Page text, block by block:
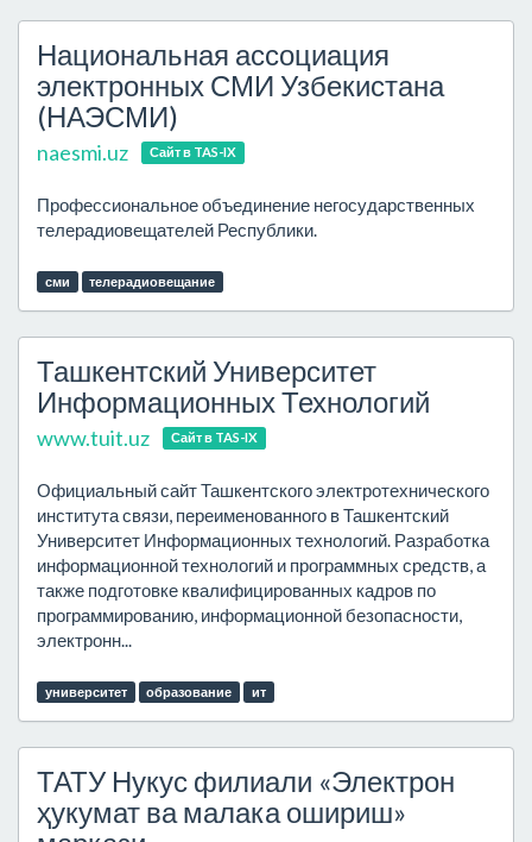
Национальная ассоциация
электронных СМИ Узбекистана
(НАЭСМИ)
naesmi.uz Сайт в TAS-IX
Профессиональное объединение негосударственных
телерадиовещателей Республики.
сми телерадиовещание
Ташкентский Университет
Информационных Технологий
www.tuit.uz Сайт в TAS-IX
Официальный сайт Ташкентского электротехнического
института связи, переименованного в Ташкентский
Университет Информационных технологий. Разработка
информационной технологий и программных средств, а
также подготовке квалифицированных кадров по
программированию, информационной безопасности,
электронн...
университет образование ит
ТАТУ Нукус филиали «Электрон
ҳукумат ва малака ошириш»